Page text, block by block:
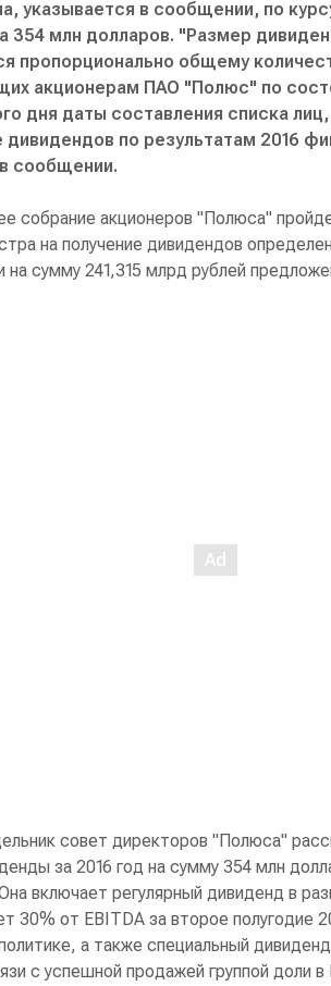
указывается в сообщении, по
354 млн долларов. "Размер
пропорционально общему
акционерам ПАО "Полюс" по
дня даты составления списка
дивидендов по результатам 2016
сообщении.
собрание акционеров "Полюса"
на получение дивидендов
на сумму 241,315 млрд рублей
совет директоров "Полюса"
за 2016 год на сумму 354 млн
включает регулярный дивиденд в
30% от EBITDA за второе полугодие
а также специальный
с успешной продажей группой доли